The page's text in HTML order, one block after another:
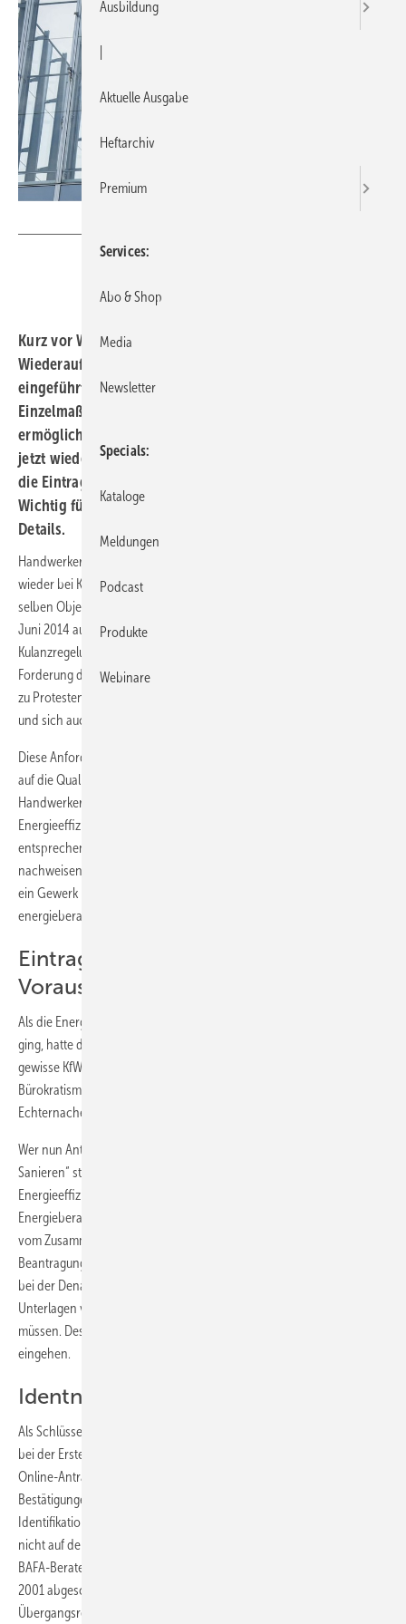
Kurz vor Weihnachten teilte die Kreditanstalt für
Wiederaufbau mit, dass die vor gut einem Jahr
eingeführte vorhabensbezogene Unabhängigkeit für
Einzelmaßnahmen nicht mehr gefordert wird. Das
ermöglicht es Handwerksbetrieben bzw. Handwerkern,
jetzt wieder Anträge zu stellen. Voraussetzung dafür ist
die Eintragung in eine Expertenliste, die zur Pflicht wird.
Wichtig für Sie: unbedingt die Fristen beachten! Hier die
Details.
Handwerker bzw. Energieberater des Handwerks dürfen ab sofort
wieder bei KfW-geförderten Einzelmaßnahmen beraten und am
selben Objekt ausführend tätig sein. Dies wird im Merkblatt erst zum 1.
Juni 2014 aufgenommen, ist aber bereits jetzt über eine
Kulanzregelung gültig. Rund ein Jahr zuvor hatte die KfW die
Forderung der vorhabensbezogenen Unabhängigkeit eingeführt, was
zu Protesten seitens vieler Betriebe der Handwerksverbände führte
und sich auch im SBZ-Leserforum niederschlug.
Diese Anforderung für die Einzelmaßnahmen entfällt, weil die KfW nun
auf die Qualifikation der Expertenliste abstellt. Deshalb müssen
Handwerker bzw. Energieberater des Handwerks auf der
Energieeffizienz-Expertenliste geführt werden, also auch die
entsprechenden Qualifikationskriterien wie in
nachweisen. Damit berücksichtigt die KfW, dass für die zahlreichen auf
ein Gewerk bezogenen Einzelmaßnahmen der privaten Bauherren die
energieberatenden Handwerker die ersten Ansprechpartner sind.
Eintrag in die Expertenliste ist
Voraussetzung
Als die Energieeffizienz-Expertenliste im September 2011 an den Start
ging, hatte die KfW bereits die Absicht, den Eintrag in die Liste für
gewisse KfW-Förderprogramme zu verlangen. Doch die Irrwege des
Bürokratismus und die politische Meinungsfindung erinnern an die
Echternacher Springprozession.
Wer nun Anträge für die KfW-Programme „Energieeffizient Bauen und
Sanieren“ stellen will, muss
Energieeffizienz-Expertenliste
Energieberater sollten unbedingt beachten, dass ein gewisser Vorlauf
vom Zusammenstellen der erforderlichen Nachweise über die
Beantragung bis zum fertigen Eintrag notwendig ist. Die Bearbeitung
bei der Dena dauert bis zu sechs Wochen – abhängig davon, ob die
Unterlagen vollständig sind oder Dokumente nachgereicht werden
müssen. Deshalb sollte die Beantragung möglichst rasch bei der Dena
eingehen.
Identnummer für Anträge
Als Schlüssel zur Antragsberechtigung verlangt die KfW ab 1. Juni 2014
bei der Erstellung der Online-Bestätigung zum Antrag bzw. des
Online-Antrags die Zugangsberechtigung zur Expertenliste. Die neuen
Bestätigungen und Anträge enthalten dann eine 15-stellige
Identifikationsnummer und sind sechs Monate gültig. Wer bisher noch
nicht auf der Expertenliste aufgeführt ist, aber eine Weiterbildung zum
BAFA-Berater nach der Richtlinie der Vor-Ort-Beratung ab November
2001 abgeschlossen hat, kann eine bis Ende September gültige
Übergangsregelung in Anspruch nehmen. Im
Ausbildung
Aktuelle Ausgabe
Heftarchiv
Premium
Services
Abo & Shop
Media
Newsletter
Specials
Kataloge
Meldungen
Podcast
Produkte
Webinare